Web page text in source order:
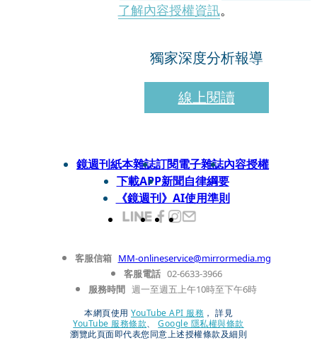
了解內容授權資訊。
獨家深度分析報導
線上閱讀
鏡週刊紙本雜誌訂閱電子雜誌內容授權
下載APP新聞自律綱要
《鏡週刊》AI使用準則
客服信箱 MM-onlineservice@mirrormedia.mg
客服電話 02-6633-3966
服務時間 週一至週五上午10時至下午6時
本網頁使用 YouTube API 服務 ， 詳見
YouTube 服務條款、
Google 隱私權與條款
瀏覽此頁面即代表您同意上述授權條款及細則